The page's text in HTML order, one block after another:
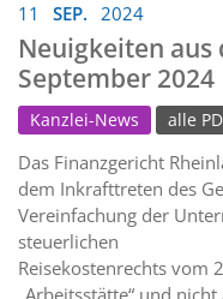
11 SEP. 2024
Neuigkeiten
September 2024
Kanzlei-News alle
Das Finanzgericht
dem Inkrafttreten des
Vereinfachung der
steuerlichen
Reisekostenrechts vom